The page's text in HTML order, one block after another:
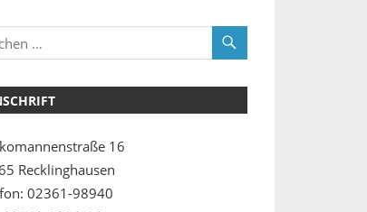
16
Recklinghausen
02361-98940